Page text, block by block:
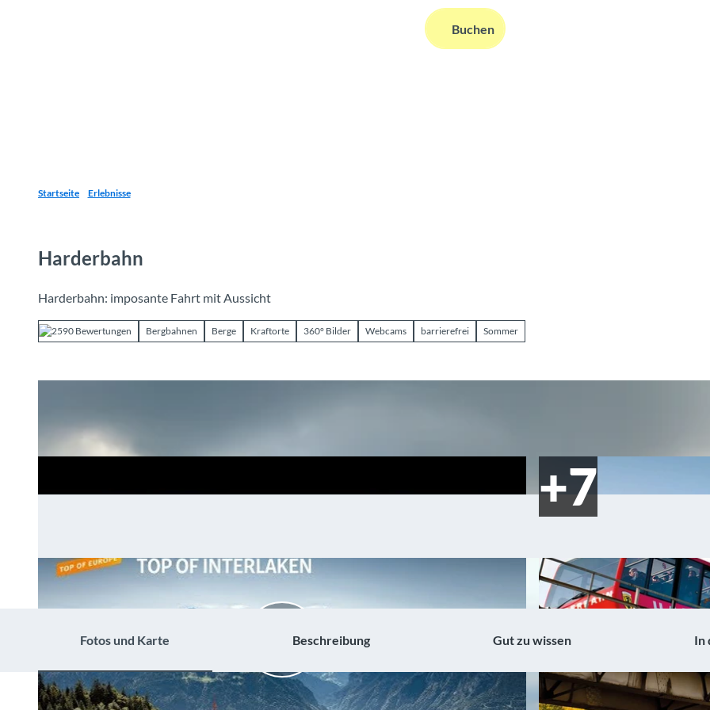
Informationen
Suche Buchen
Startseite Erlebnisse
Harderbahn
Harderbahn: imposante Fahrt mit Aussicht
2590 Bewertungen Bergbahnen Berge Kraftorte 360° Bilder Webcams barrierefrei Sommer
V
i
Fotos und Karte Beschreibung Gut zu wissen In